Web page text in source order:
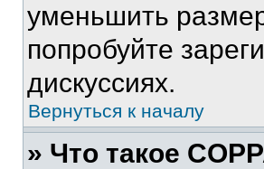
уменьшить
попробуйте
дискуссиях.
Вернуться к началу
» Что такое